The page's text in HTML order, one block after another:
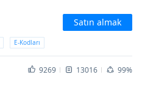
Satın almak
E-Kodları
9269 13016
99%